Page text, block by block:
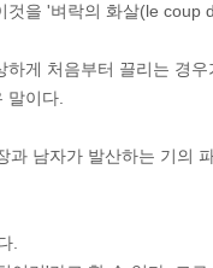
을 '벼락의 화살(le
게 처음부터 끌리는 경
말이다.
과 남자가 발산하는 기의
.